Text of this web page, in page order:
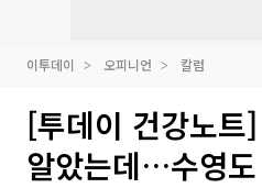
이투데이 오피니언 칼럼
[투데이 건강노트
알았는데…수영